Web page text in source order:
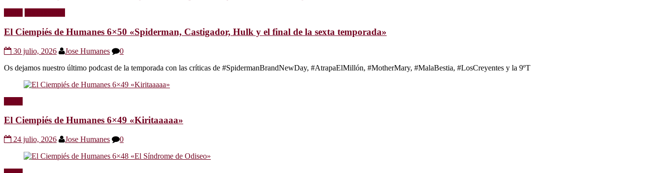
El Ciempiés de Humanes 6×50 «Spiderman, Castigador, Hulk y el final de la sexta temporada»
30 julio, 2026 Jose Humanes
0
Os dejamos nuestro último podcast de la temporada con las críticas de #SpidermanBrandNewDay, #AtrapaElMillón, #MotherMary, #MalaBestia, #LosCreyentes y la 9ºT
El Ciempiés de Humanes 6×49 «Kiritaaaaa»
24 julio, 2026 Jose Humanes 0